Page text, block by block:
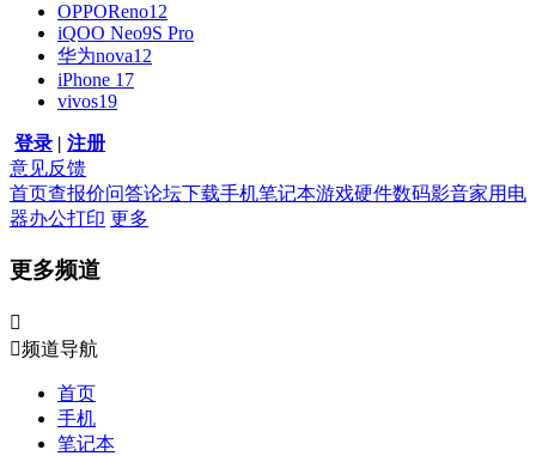
OPPOReno12
iQOO Neo9S Pro
华为nova12
iPhone 17
vivos19
登录 | 注册
意见反馈
首页查报价问答论坛下载手机笔记本游戏硬件数码影音家用电
器办公打印 更多
更多频道

频道导航
首页
手机
笔记本